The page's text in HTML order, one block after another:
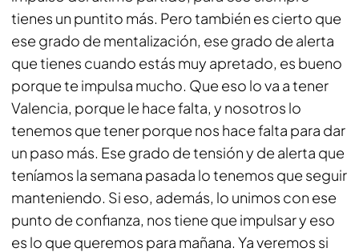
tienes un puntito más. Pero también es cierto que
ese grado de mentalización, ese grado de alerta
que tienes cuando estás muy apretado, es bueno
porque te impulsa mucho. Que eso lo va a tener
Valencia, porque le hace falta, y nosotros lo
tenemos que tener porque nos hace falta para dar
un paso más. Ese grado de tensión y de alerta que
teníamos la semana pasada lo tenemos que seguir
manteniendo. Si eso, además, lo unimos con ese
punto de confianza, nos tiene que impulsar y eso
es lo que queremos para mañana. Ya veremos si